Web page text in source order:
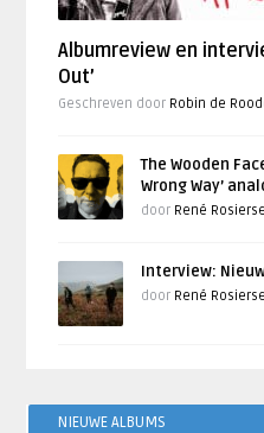
Albumreview en
Out’
Geschreven door Robin de
The Wooden
Wrong Way’
door René Rosierse
Interview:
door René Rosierse
NIEUWE ALBUMS